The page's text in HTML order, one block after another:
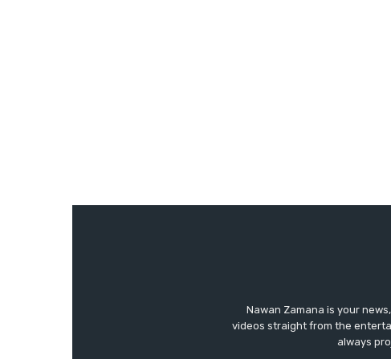
Nawan Zamana is your
videos straight from the
always